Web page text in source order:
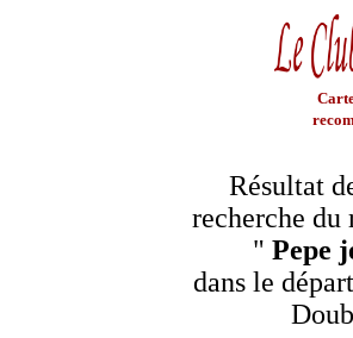
Résultat
recherche du
" Pepe
dans le